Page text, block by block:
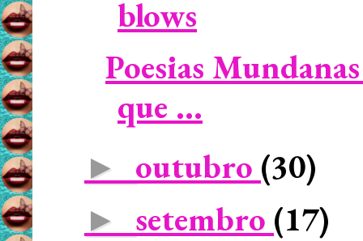
blows
Poesias
que ...
► outubro (30)
► setembro (17)